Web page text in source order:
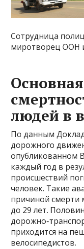
Сотрудница
миротворец ООН
людей в
По данным
дорожного
опубликованном
каждый год в
происшествий
человек. Такие
причиной смерти
до 29 лет.
дорожно-
приходится на
велосипедистов.